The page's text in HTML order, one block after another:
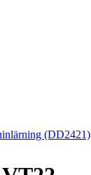
(DD2421)